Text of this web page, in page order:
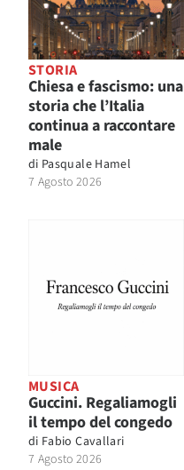
STORIA
Chiesa e fascismo: una
storia che l’Italia
continua a raccontare
male
di Pasquale Hamel
7 Agosto 2026
MUSICA
Guccini. Regaliamogli
il tempo del congedo
di Fabio Cavallari
7 Agosto 2026